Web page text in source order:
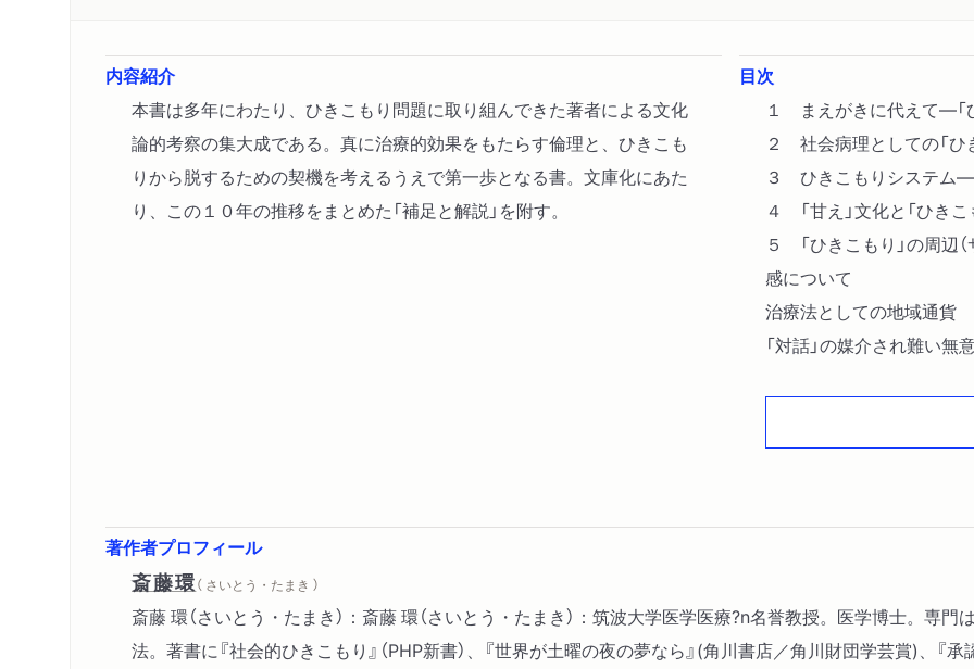
内容紹介
本書は多年にわたり、ひきこもり問題に取り組んできた著者による文化
論的考察の集大成である。真に治療的効果をもたらす倫理と、ひきこも
りから脱するための契機を考えるうえで第一歩となる書。文庫化にあた
り、この１０年の推移をまとめた「補足と解説」を附す。
目次
１ まえがきに代えて―「
２ 社会病理としての「ひ
３ ひきこもりシステム
４ 「甘え」文化と「ひき
５ 「ひきこもり」の周辺
感について
治療法としての地域通貨
「対話」の媒介され難い無
孤独について
著作者プロフィール
斎藤環（ さいとう・たまき ）
斎藤 環（さいとう・たまき）：斎藤 環（さいとう・たまき）：筑波大学医学医療?n名誉教授。医学博士。専
法。著書に『社会的ひきこもり』（PHP新書）、『世界が土曜の夜の夢なら』(角川書店／角川財団学芸賞)、『